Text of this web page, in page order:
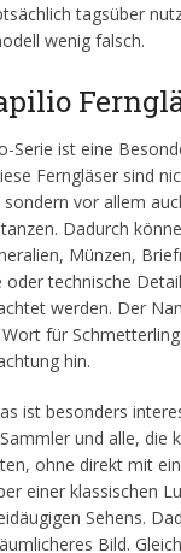
tagsüber
wenig falsch.
Serie ist eine
Ferngläser sind
vor allem
Dadurch
Münzen,
technische
werden. Der
für
hin.
ist besonders
und alle, die
ohne direkt mit
einer klassischen
Sehens.
Bild.